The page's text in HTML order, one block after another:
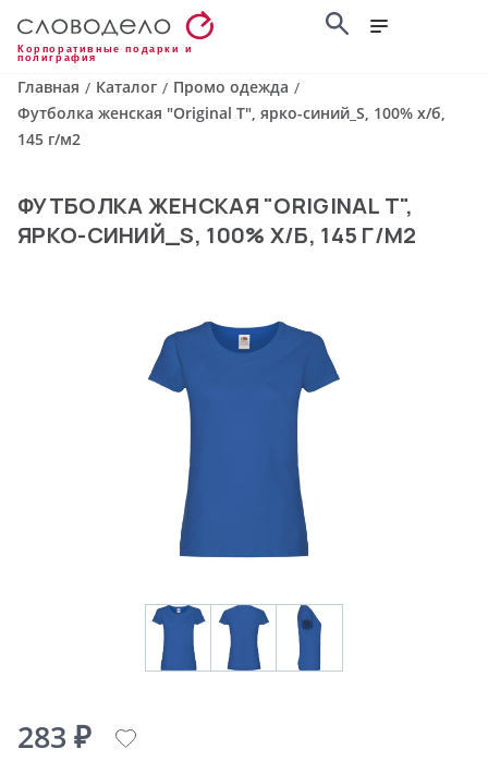
Корпоративные подарки и
полиграфия
Главная / Каталог / Промо одежда /
Футболка женская "Original T", ярко-синий_S, 100% х/б,
145 г/м2
ФУТБОЛКА ЖЕНСКАЯ "ORIGINAL T",
ЯРКО-СИНИЙ_S, 100% Х/Б, 145 Г/М2
283 ₽